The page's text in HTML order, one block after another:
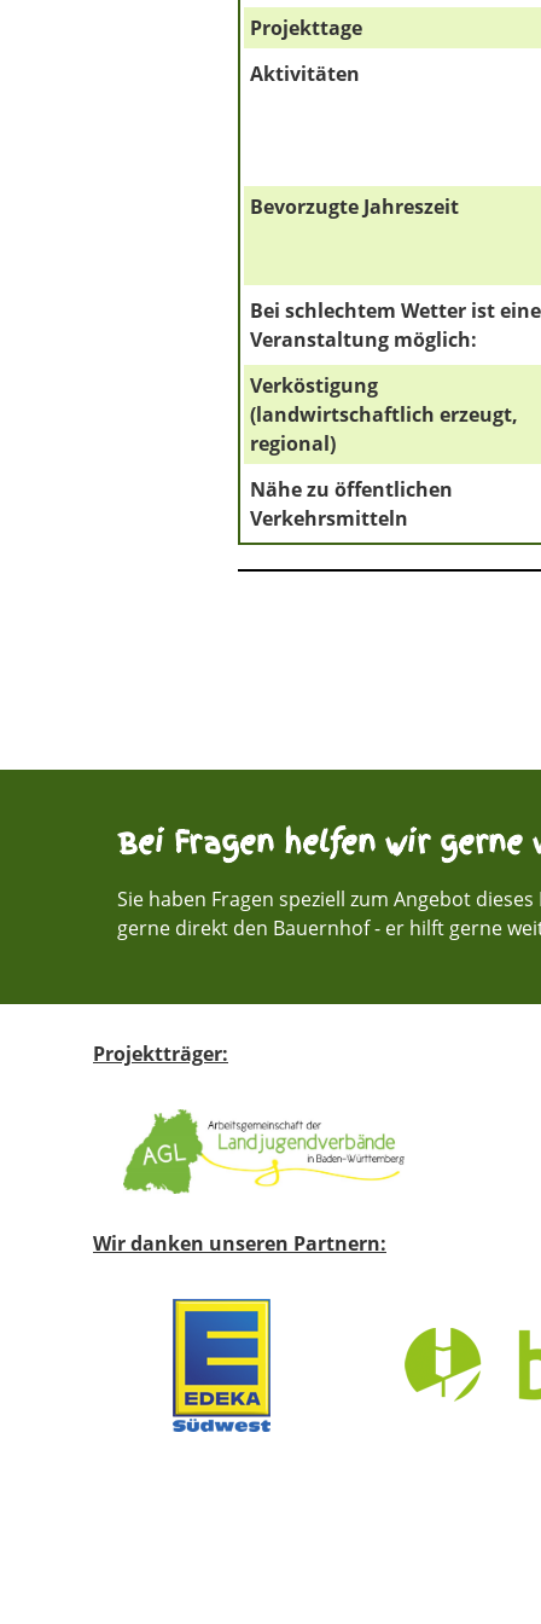
Projekttage
Aktivitäten
Bevorzugte Jahreszeit
Bei schlechtem Wetter ist eine
Veranstaltung möglich:
Verköstigung
(landwirtschaftlich erzeugt,
regional)
Nähe zu öffentlichen
Verkehrsmitteln
Bei Fragen helfen wir gerne
Sie haben Fragen speziell zum Angebot
gerne direkt den Bauernhof - er hilft gerne
Projektträger:
Wir danken unseren Partnern: